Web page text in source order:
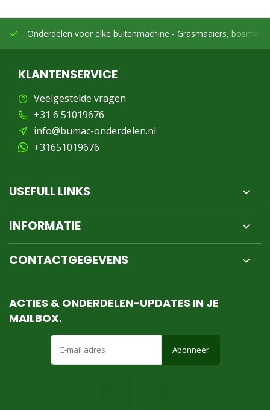
Onderdelen voor elke buitenmachine - Grasmaaiers,
KLANTENSERVICE
Veelgestelde vragen
+31 6 51019676
info@bumac-onderdelen.nl
+31651019676
USEFULL LINKS
INFORMATIE
CONTACTGEGEVENS
ACTIES & ONDERDELEN-UPDATES IN JE
MAILBOX.
Abonneer